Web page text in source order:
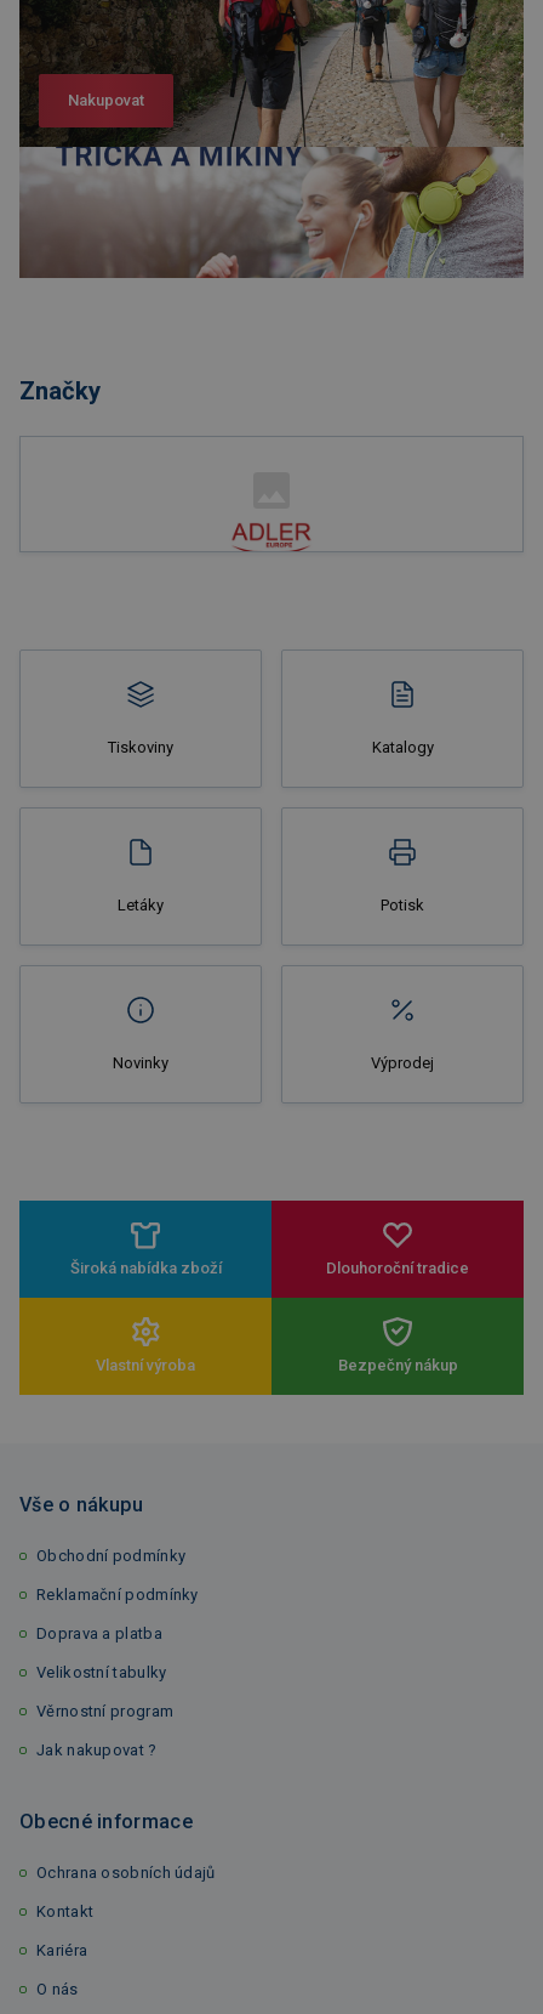
Nakupovat
Značky
Tiskoviny Katalogy
Letáky Potisk
Novinky Výprodej
Široká nabídka zboží Dlouhoroční tradice
Vlastní výroba Bezpečný nákup
Vše o nákupu
Obchodní podmínky
Reklamační podmínky
Doprava a platba
Velikostní tabulky
Věrnostní program
Jak nakupovat ?
Obecné informace
Ochrana osobních údajů
Kontakt
Kariéra
O nás